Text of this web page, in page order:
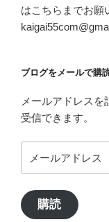
はこちらまでお願
ブログをメールで購
メールアドレス
受信できます。
ー
ア
ド
購読